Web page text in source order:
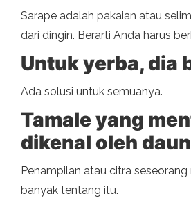
Sarape adalah pakaian atau
dari dingin. Berarti Anda harus
Untuk yerba, dia
Ada solusi untuk semuanya.
Tamale yang
dikenal oleh
Penampilan atau citra
banyak tentang itu.